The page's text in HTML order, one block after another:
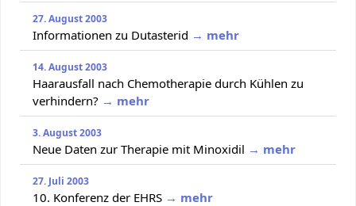
27. August 2003
Informationen zu Dutasterid → mehr
14. August 2003
Haarausfall nach Chemotherapie durch Kühlen zu
verhindern? → mehr
3. August 2003
Neue Daten zur Therapie mit Minoxidil → mehr
27. Juli 2003
10. Konferenz der EHRS → mehr